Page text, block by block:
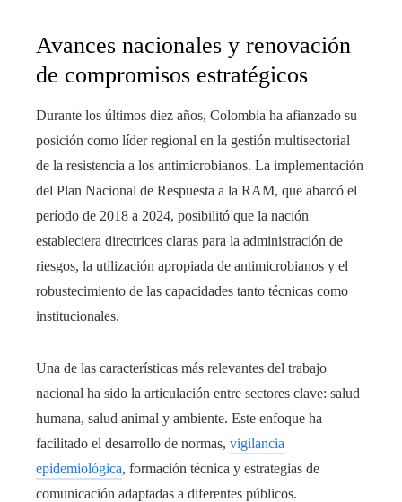
Avances nacionales y renovación
de compromisos estratégicos
Durante los últimos diez años, Colombia ha afianzado su
posición como líder regional en la gestión multisectorial
de la resistencia a los antimicrobianos. La implementación
del Plan Nacional de Respuesta a la RAM, que abarcó el
período de 2018 a 2024, posibilitó que la nación
estableciera directrices claras para la administración de
riesgos, la utilización apropiada de antimicrobianos y el
robustecimiento de las capacidades tanto técnicas como
institucionales.
Una de las características más relevantes del trabajo
nacional ha sido la articulación entre sectores clave: salud
humana, salud animal y ambiente. Este enfoque ha
facilitado el desarrollo de normas, vigilancia
epidemiológica, formación técnica y estrategias de
comunicación adaptadas a diferentes públicos.